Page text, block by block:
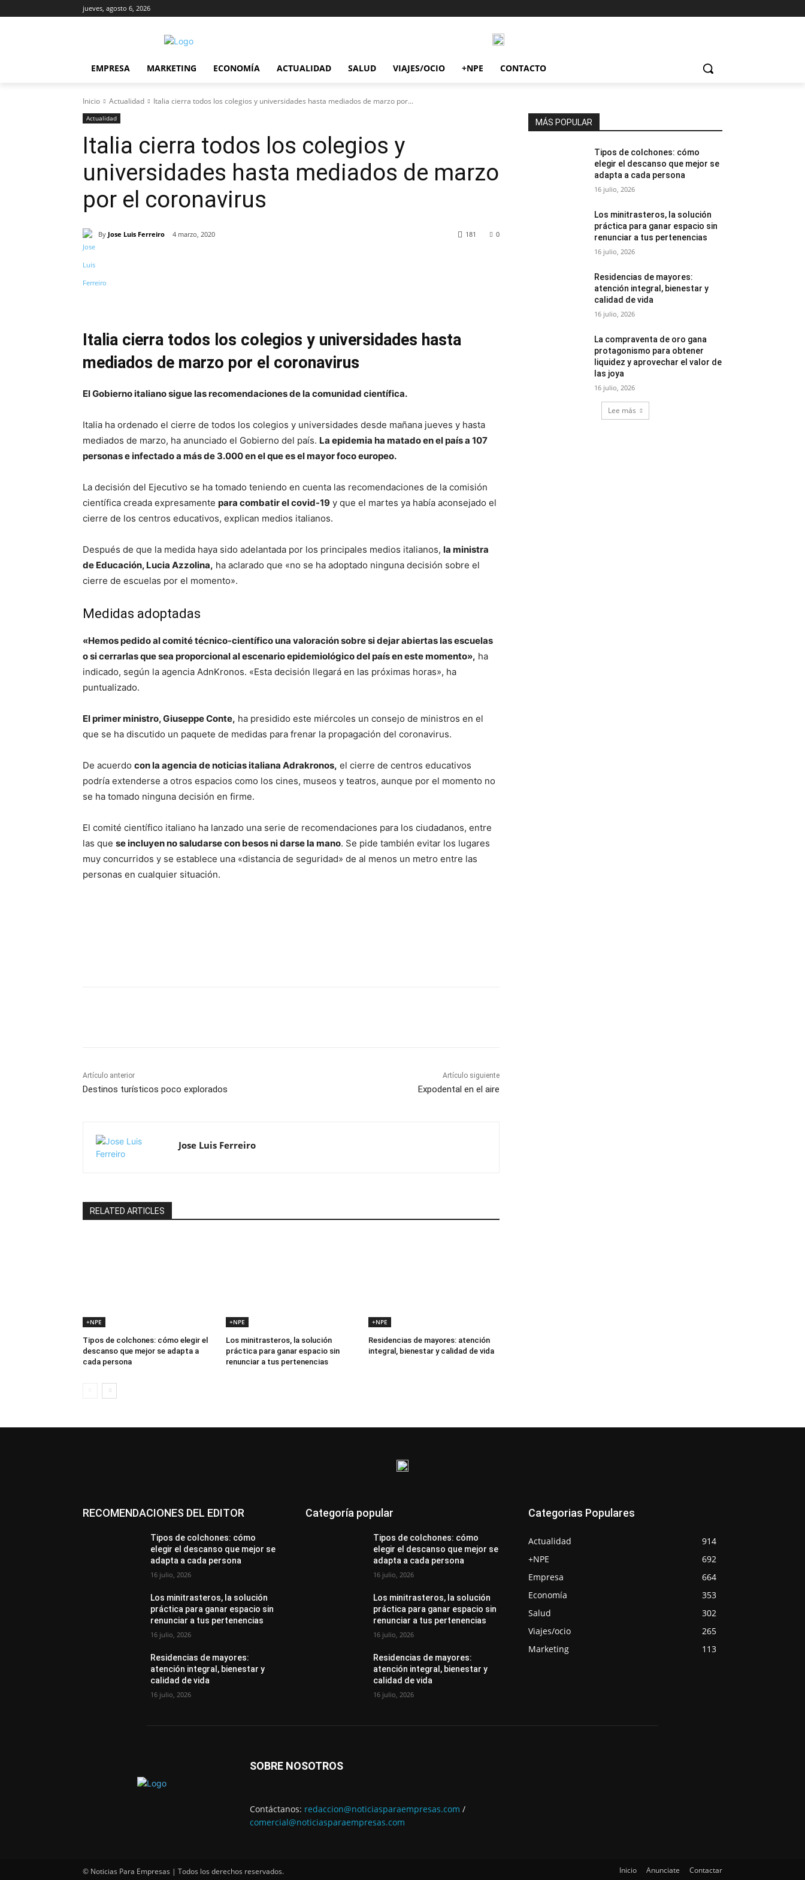
jueves, agosto 6, 2026
EMPRESA MARKETING ECONOMÍA ACTUALIDAD SALUD VIAJES/OCIO +NPE CONTACTO
Inicio Actualidad Italia cierra todos los colegios y universidades hasta mediados de marzo por...
Actualidad
Italia cierra todos los colegios y
universidades hasta mediados de marzo
por el coronavirus
By Jose Luis Ferreiro 4 marzo, 2020 0
181
Italia cierra todos los colegios y universidades hasta
mediados de marzo por el coronavirus
El Gobierno italiano sigue las recomendaciones de la comunidad científica.
Italia ha ordenado el cierre de todos los colegios y universidades desde mañana jueves y hasta
mediados de marzo, ha anunciado el Gobierno del país. La epidemia ha matado en el país a 107
personas e infectado a más de 3.000 en el que es el mayor foco europeo.
La decisión del Ejecutivo se ha tomado teniendo en cuenta las recomendaciones de la comisión
científica creada expresamente para combatir el covid-19 y que el martes ya había aconsejado el
cierre de los centros educativos, explican medios italianos.
Después de que la medida haya sido adelantada por los principales medios italianos, la ministra
de Educación, Lucia Azzolina, ha aclarado que «no se ha adoptado ninguna decisión sobre el
cierre de escuelas por el momento».
Medidas adoptadas
«Hemos pedido al comité técnico-científico una valoración sobre si dejar abiertas las escuelas
o si cerrarlas que sea proporcional al escenario epidemiológico del país en este momento», ha
indicado, según la agencia AdnKronos. «Esta decisión llegará en las próximas horas», ha
puntualizado.
El primer ministro, Giuseppe Conte, ha presidido este miércoles un consejo de ministros en el
que se ha discutido un paquete de medidas para frenar la propagación del coronavirus.
De acuerdo con la agencia de noticias italiana Adrakronos, el cierre de centros educativos
podría extenderse a otros espacios como los cines, museos y teatros, aunque por el momento no
se ha tomado ninguna decisión en firme.
El comité científico italiano ha lanzado una serie de recomendaciones para los ciudadanos, entre
las que se incluyen no saludarse con besos ni darse la mano. Se pide también evitar los lugares
muy concurridos y se establece una «distancia de seguridad» de al menos un metro entre las
personas en cualquier situación.
Artículo anterior
Destinos turísticos poco explorados
Artículo siguiente
Expodental en el aire
Jose Luis Ferreiro
RELATED ARTICLES
+NPE
Tipos de colchones: cómo elegir el
descanso que mejor se adapta a
cada persona
+NPE
Los minitrasteros, la solución
práctica para ganar espacio sin
renunciar a tus pertenencias
+NPE
Residencias de mayores: atención
integral, bienestar y calidad de vida
MÁS POPULAR
Tipos de colchones: cómo
elegir el descanso que mejor se
adapta a cada persona
16 julio, 2026
Los minitrasteros, la solución
práctica para ganar espacio sin
renunciar a tus pertenencias
16 julio, 2026
Residencias de mayores:
atención integral, bienestar y
calidad de vida
16 julio, 2026
La compraventa de oro gana
protagonismo para obtener
liquidez y aprovechar el valor de
las joya
16 julio, 2026
Lee más
RECOMENDACIONES DEL EDITOR
Tipos de colchones: cómo
elegir el descanso que mejor se
adapta a cada persona
16 julio, 2026
Los minitrasteros, la solución
práctica para ganar espacio sin
renunciar a tus pertenencias
16 julio, 2026
Residencias de mayores:
atención integral, bienestar y
calidad de vida
16 julio, 2026
Categoría popular
Tipos de colchones: cómo
elegir el descanso que mejor se
adapta a cada persona
16 julio, 2026
Los minitrasteros, la solución
práctica para ganar espacio sin
renunciar a tus pertenencias
16 julio, 2026
Residencias de mayores:
atención integral, bienestar y
calidad de vida
16 julio, 2026
Categorias Populares
Actualidad
914
+NPE
692
Empresa
664
Economía
353
Salud
302
Viajes/ocio
265
Marketing
113
SOBRE NOSOTROS
Contáctanos: redaccion@noticiasparaempresas.com /
comercial@noticiasparaempresas.com
© Noticias Para Empresas | Todos los derechos reservados. Inicio Anunciate Contactar